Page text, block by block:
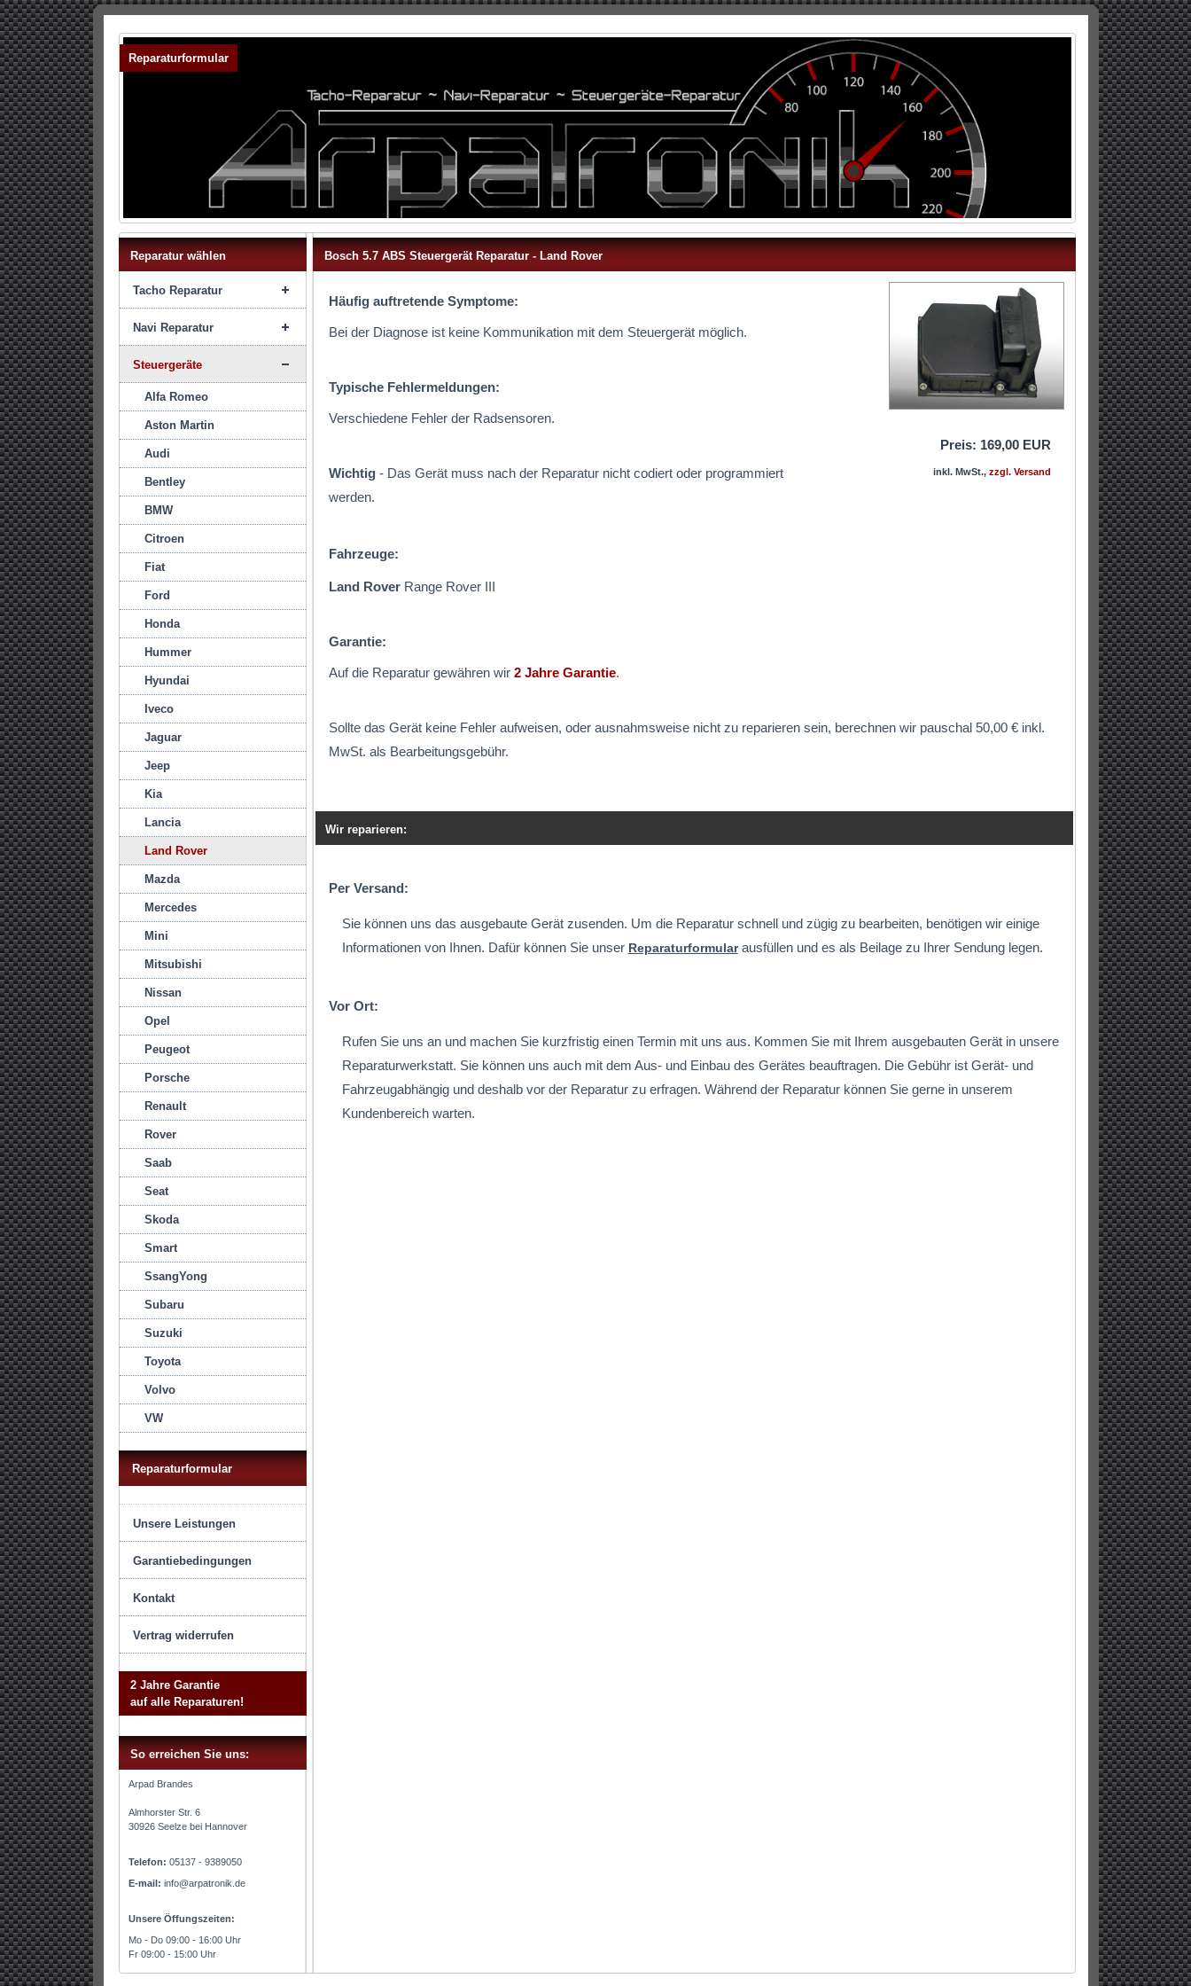
Reparaturformular
Reparatur wählen
Tacho Reparatur
Navi Reparatur
Steuergeräte
Alfa Romeo
Aston Martin
Audi
Bentley
BMW
Citroen
Fiat
Ford
Honda
Hummer
Hyundai
Iveco
Jaguar
Jeep
Kia
Lancia
Land Rover
Mazda
Mercedes
Mini
Mitsubishi
Nissan
Opel
Peugeot
Porsche
Renault
Rover
Saab
Seat
Skoda
Smart
SsangYong
Subaru
Suzuki
Toyota
Volvo
VW
Reparaturformular
Unsere Leistungen
Garantiebedingungen
Kontakt
Vertrag widerrufen
2 Jahre Garantie
auf alle Reparaturen!
So erreichen Sie uns:
Arpad Brandes
Almhorster Str. 6
30926 Seelze bei Hannover
Telefon: 05137 - 9389050
E-mail: info@arpatronik.de
Unsere Öffungszeiten:
Mo - Do 09:00 - 16:00 Uhr
Fr 09:00 - 15:00 Uhr
Bosch 5.7 ABS Steuergerät Reparatur - Land Rover
Häufig auftretende Symptome:
Bei der Diagnose ist keine Kommunikation mit dem Steuergerät möglich.
Typische Fehlermeldungen:
Verschiedene Fehler der Radsensoren.
Wichtig- Das Gerät muss nach der Reparatur nicht codiert oder programmiert
werden.
Preis: 169,00 EUR
inkl. MwSt., zzgl. Versand
Fahrzeuge:
Land RoverRange Rover III
Garantie:
Auf die Reparatur gewähren wir 2 Jahre Garantie.
Sollte das Gerät keine Fehler aufweisen, oder ausnahmsweise nicht zu reparieren sein, berechnen wir pauschal 50,00 € inkl.
MwSt. als Bearbeitungsgebühr.
Wir reparieren:
Per Versand:
Sie können uns das ausgebaute Gerät zusenden. Um die Reparatur schnell und zügig zu bearbeiten, benötigen wir einige
Informationen von Ihnen. Dafür können Sie unser Reparaturformularausfüllen und es als Beilage zu Ihrer Sendung legen.
Vor Ort:
Rufen Sie uns an und machen Sie kurzfristig einen Termin mit uns aus. Kommen Sie mit Ihrem ausgebauten Gerät in unsere
Reparaturwerkstatt. Sie können uns auch mit dem Aus- und Einbau des Gerätes beauftragen. Die Gebühr ist Gerät- und
Fahrzeugabhängig und deshalb vor der Reparatur zu erfragen. Während der Reparatur können Sie gerne in unserem
Kundenbereich warten.